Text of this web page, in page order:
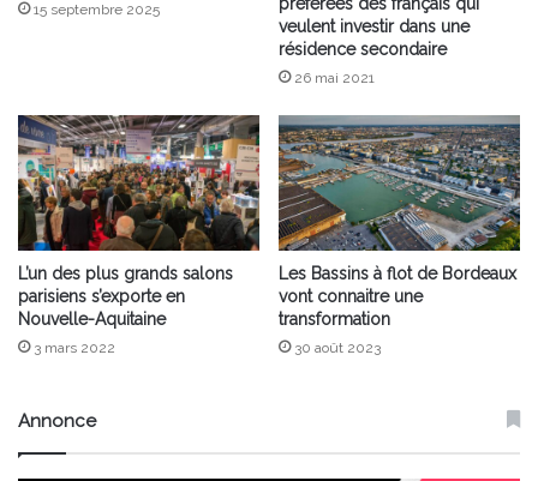
15 septembre 2025
veulent investir dans une
résidence secondaire
26 mai 2021
L’un des plus grands salons
parisiens s’exporte en
Nouvelle-Aquitaine
3 mars 2022
Les Bassins à flot de Bordeaux
vont connaitre une
transformation
30 août 2023
Annonce